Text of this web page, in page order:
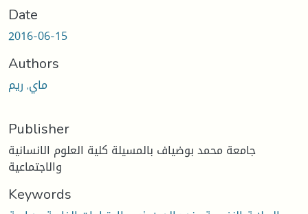
Date
2016-06-15
Authors
ماي, ريم
Publisher
جامعة محمد بوضياف بالمسيلة كلية العلوم الانسانية
والاجتماعية
Keywords